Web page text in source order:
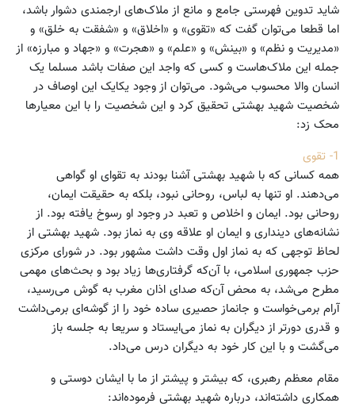
شاید تدوین فهرستی جامع و مانع از ملاک‌های ارجمندی دشوار باشد،
اما قطعا می‌توان گفت که «تقوی» و «اخلاق» و «شفقت به خلق» و
«مدیریت و نظم» و «بینش» و «علم» و «هجرت» و «جهاد و مبارزه» از
جمله این ملاک‌هاست و کسی که واجد این صفات باشد مسلما یک
انسان والا محسوب می‌شود. می‌توان از وجود یکایک این اوصاف در
شخصیت شهید بهشتی تحقیق کرد و این شخصیت را با این معیارها
محک زد:
1- تقوی
همه کسانی که با شهید بهشتی آشنا بودند به تقوای او گواهی
می‌دهند. او تنها به لباس، روحانی نبود، بلکه به حقیقت ایمان،
روحانی بود. ایمان و اخلاص و تعبد در وجود او رسوخ یافته بود. از
نشانه‌های دینداری و ایمان او علاقه وی به نماز بود. شهید بهشتی از
لحاظ توجهی که به نماز اول وقت داشت مشهور بود. در شورای مرکزی
حزب جمهوری اسلامی، با آن‌که گرفتاری‌ها زیاد بود و بحث‌های مهمی
مطرح می‌شد، به محض آن‌که صدای اذان مغرب به گوش می‌رسید،
آرام برمی‌خواست و جانماز حصیری ساده خود را از گوشه‌ای برمی‌داشت
و قدری دورتر از دیگران به نماز می‌ایستاد و سریعا به جلسه باز
می‌گشت و با این کار خود به دیگران درس می‌داد.
مقام معظم رهبری، که بیشتر و پیشتر از ما با ایشان دوستی و
همکاری داشته‌اند، درباره شهید بهشتی فرموده‌اند: